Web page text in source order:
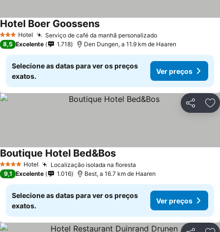
3 EstrelasHotel Serviço de café da manhã personalizado
Hotel Boer Goossens
8,5 Excelente 1.718 Den Dungen, a 11.9 km de Haaren
Selecione as datas para ver os preços
exatos.
Ver preços
Partilhar
4 EstrelasHotel Localização isolada na floresta
Boutique Hotel Bed&Bos
9,1 Excelente 1.016 Best, a 16.7 km de Haaren
Selecione as datas para ver os preços
exatos.
Ver preços